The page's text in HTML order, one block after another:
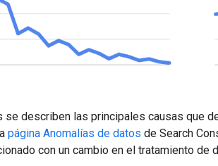
se describen las principales causas que
página Anomalías de datos de Search
con un cambio en el tratamiento de